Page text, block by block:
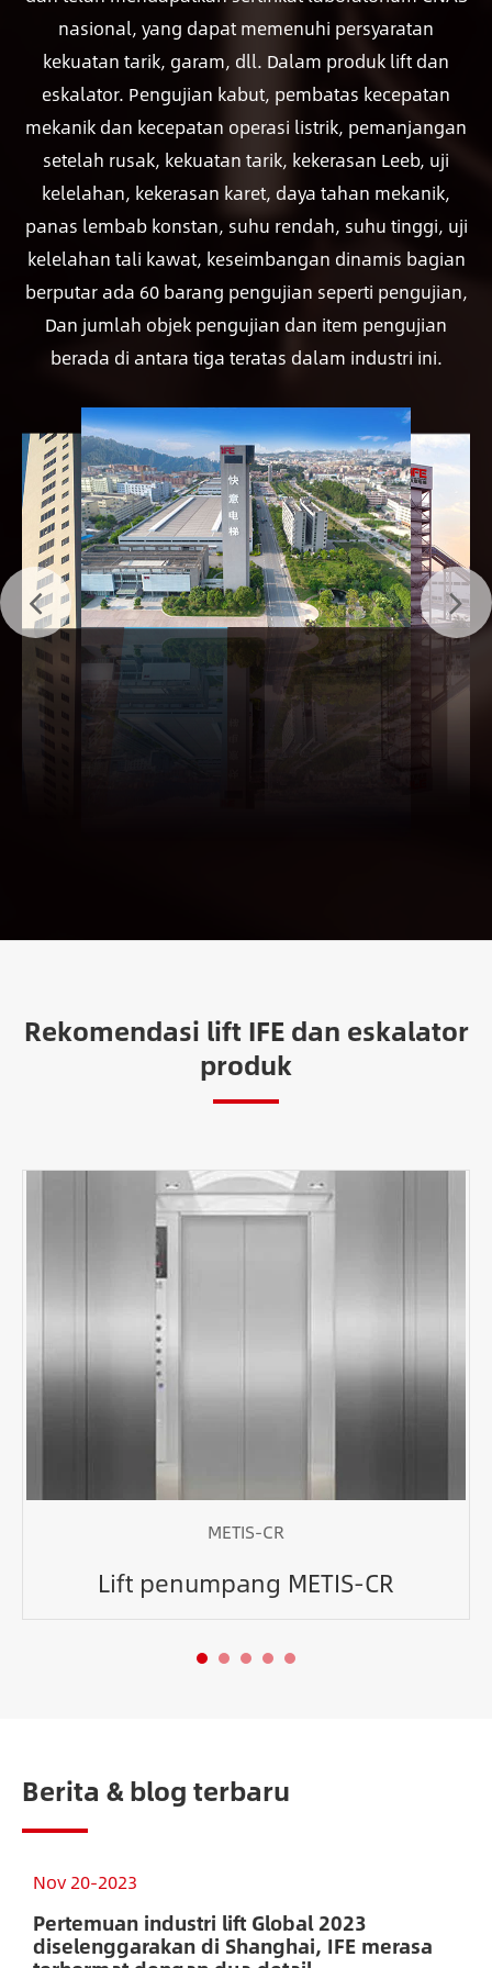
nasional, yang dapat memenuhi persyaratan
kekuatan tarik, garam, dll. Dalam produk lift dan
eskalator. Pengujian kabut, pembatas kecepatan
mekanik dan kecepatan operasi listrik, pemanjangan
setelah rusak, kekuatan tarik, kekerasan Leeb, uji
kelelahan, kekerasan karet, daya tahan mekanik,
panas lembab konstan, suhu rendah, suhu tinggi, uji
kelelahan tali kawat, keseimbangan dinamis bagian
berputar ada 60 barang pengujian seperti pengujian,
Dan jumlah objek pengujian dan item pengujian
berada di antara tiga teratas dalam industri ini.
Rekomendasi lift IFE dan eskalator
produk
METIS-CR
Lift penumpang METIS-CR
Berita & blog terbaru
Nov 20-2023
Pertemuan industri lift Global 2023
diselenggarakan di Shanghai, IFE merasa